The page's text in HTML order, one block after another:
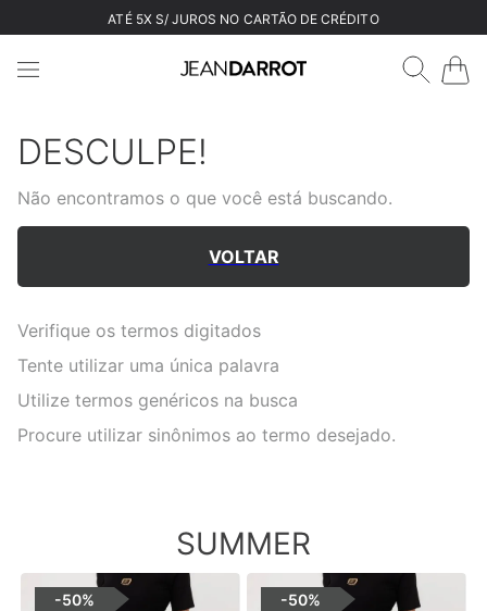
ATÉ 5X S/ JUROS NO CARTÃO DE CRÉDITO
DESCULPE!
Não encontramos o que você está buscando.
VOLTAR
Verifique os termos digitados
Tente utilizar uma única palavra
Utilize termos genéricos na busca
Procure utilizar sinônimos ao termo desejado.
SUMMER
-50% -50%